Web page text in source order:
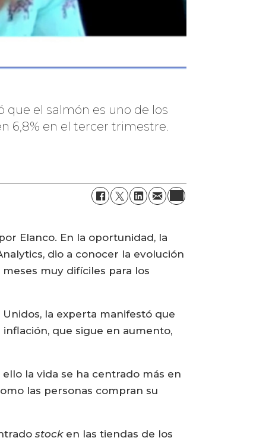
el salmón es uno de los
6,8% en el tercer trimestre.
Elanco. En la oportunidad, la
dio a conocer la evolución
muy difíciles para los
la experta manifestó que
que sigue en aumento,
la vida se ha centrado más en
las personas compran su
stock en las tiendas de los